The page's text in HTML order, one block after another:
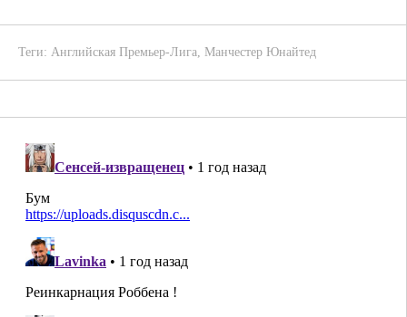
Теги: Английская Премьер-Лига, Манчестер Юнайтед